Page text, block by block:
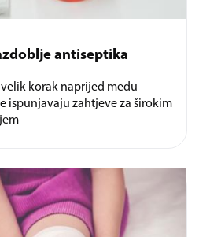
antiseptika
korak naprijed među
ispunjavaju zahtjeve za širokim